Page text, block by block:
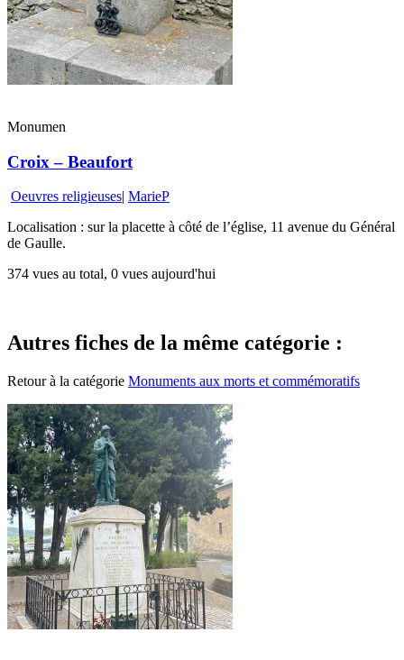
Monumen
Croix – Beaufort
Oeuvres religieuses| MarieP
Localisation : sur la placette à côté de l’église, 11 avenue du Général
de Gaulle.
374 vues au total, 0 vues aujourd'hui
Autres fiches de la même catégorie :
Retour à la catégorie Monuments aux morts et commémoratifs